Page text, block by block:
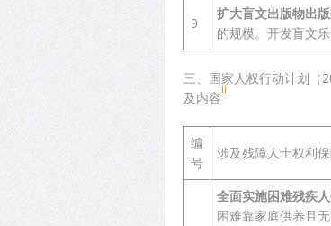
9
扩大盲文出版物出
的规模。开发盲文
三、国家人权行动计划（
及内容
iii
编
号
涉及残障人士权利
全面实施困难残疾
困难靠家庭供养且